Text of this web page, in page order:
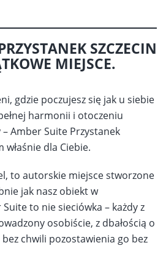
SZCZECIN
MIEJSCE.
gdzie poczujesz się jak u siebie
harmonii i otoczeniu
Amber Suite Przystanek
właśnie dla Ciebie.
to autorskie miejsce stworzone
jak nasz obiekt w
to nie sieciówka – każdy z
osobiście, z dbałością o
bez chwili pozostawienia go bez